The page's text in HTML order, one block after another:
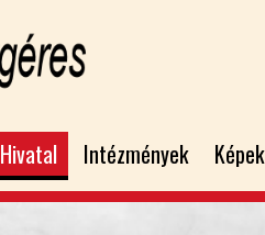
Hivatal Intézmények Képek